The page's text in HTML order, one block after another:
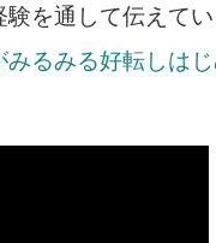
験を通して伝えて
みるみる好転しは